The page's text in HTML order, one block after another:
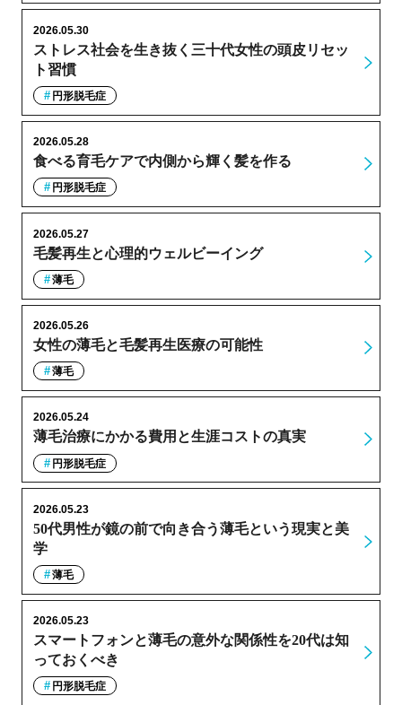
ストレス社会を生き抜く三十代女性の頭皮リセッ
ト習慣
2026.05.30
円形脱毛症
食べる育毛ケアで内側から輝く髪を作る
2026.05.28
円形脱毛症
毛髪再生と心理的ウェルビーイング
2026.05.27
薄毛
女性の薄毛と毛髪再生医療の可能性
2026.05.26
薄毛
薄毛治療にかかる費用と生涯コストの真実
2026.05.24
円形脱毛症
50代男性が鏡の前で向き合う薄毛という現実と美
学
2026.05.23
薄毛
スマートフォンと薄毛の意外な関係性を20代は知
っておくべき
2026.05.23
円形脱毛症